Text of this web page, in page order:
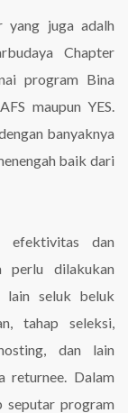
yang juga adalh
Chapter
program Bina
maupun YES.
banyaknya
baik dari
efektivitas dan
perlu dilakukan
lain seluk beluk
tahap seleksi,
dan lain
returnee. Dalam
seputar program